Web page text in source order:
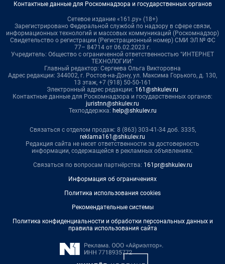
Контактные данные для Роскомнадзора и государственных органов
Сетевое издание «161.ру» (18+)
Зарегистрировано Федеральной службой по надзору в сфере связи,
информационных технологий и массовых коммуникаций (Роскомнадзор)
Свидетельство о регистрации (Регистрационный номер) СМИ ЭЛ № ФС
77– 84714 от 06.02.2023 г.
Учредитель: Общество с ограниченной ответственностью "ИНТЕРНЕТ
ТЕХНОЛОГИИ"
Главный редактор: Сергеева Ольга Викторовна
Адрес редакции: 344002, г. Ростов-на-Дону, ул. Максима Горького, д. 130,
13 этаж, +7 (918) 50-50-161
Электронный адрес редакции: 161@shkulev.ru
Контактные данные для Роскомнадзора и государственных органов:
juristnn@shkulev.ru
Техподдержка: help@shkulev.ru
Связаться с отделом продаж: 8 (863) 303-41-34 доб. 3335,
reklama161@shkulev.ru
Редакция сайта не несет ответственности за достоверность
информации, содержащейся в рекламных объявлениях.
Связаться по вопросам партнёрства: 161pr@shkulev.ru
Информация об ограничениях
Политика использования cookies
Рекомендательные системы
Политика конфиденциальности и обработки персональных данных и
правила использования сайта